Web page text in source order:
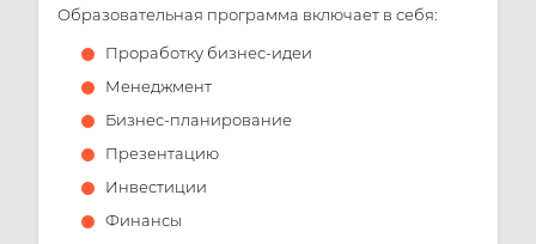
Образовательная программа включает в себя:
Проработку бизнес-идеи
Менеджмент
Бизнес-планирование
Презентацию
Инвестиции
Финансы